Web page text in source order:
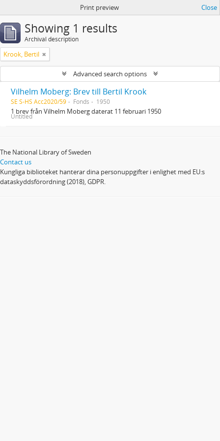
Print preview Close
Showing 1 results
Archival description
Krook, Bertil
Advanced search options
Vilhelm Moberg: Brev till Bertil Krook
SE S-HS Acc2020/59 Fonds 1950
1 brev från Vilhelm Moberg daterat 11 februari 1950
Untitled
The National Library of Sweden
Contact us
Kungliga biblioteket hanterar dina personuppgifter i enlighet med EU:s
dataskyddsförordning (2018), GDPR.